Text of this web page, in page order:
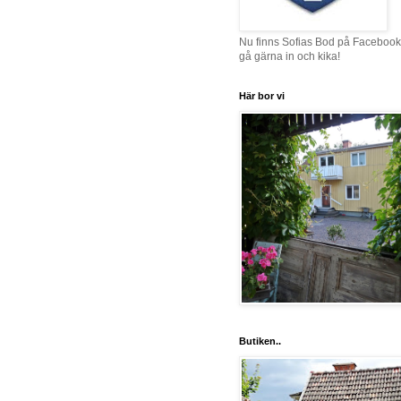
Nu finns Sofias Bod på
gå gärna in och kika!
Här bor vi
Butiken..